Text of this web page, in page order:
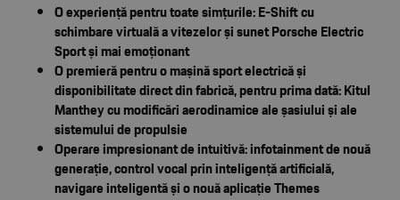
O experiență pentru toate simțurile: E-Shift cu
schimbare virtuală a vitezelor și sunet Porsche Electric
Sport și mai emoționant
O premieră pentru o mașină sport electrică și
disponibilitate direct din fabrică, pentru prima dată: Kitul
Manthey cu modificări aerodinamice ale șasiului și ale
sistemului de propulsie
Operare impresionant de intuitivă: infotainment de nouă
generație, control vocal prin inteligență artificială,
navigare inteligentă și o nouă aplicație Themes